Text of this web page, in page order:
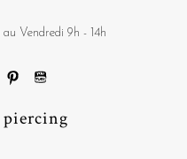
Vendredi 9h - 14h
piercing